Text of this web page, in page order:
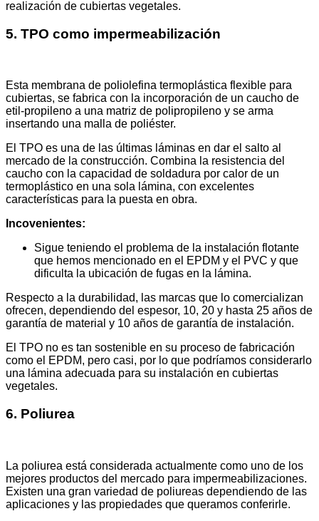
realización de cubiertas vegetales.
5. TPO como impermeabilización
Esta membrana de poliolefina termoplástica flexible para
cubiertas, se fabrica con la incorporación de un caucho de
etil-propileno a una matriz de polipropileno y se arma
insertando una malla de poliéster.
El TPO es una de las últimas láminas en dar el salto al
mercado de la construcción. Combina la resistencia del
caucho con la capacidad de soldadura por calor de un
termoplástico en una sola lámina, con excelentes
características para la puesta en obra.
Incovenientes:
Sigue teniendo el problema de la instalación flotante
que hemos mencionado en el EPDM y el PVC y que
dificulta la ubicación de fugas en la lámina.
Respecto a la durabilidad, las marcas que lo comercializan
ofrecen, dependiendo del espesor, 10, 20 y hasta 25 años de
garantía de material y 10 años de garantía de instalación.
El TPO no es tan sostenible en su proceso de fabricación
como el EPDM, pero casi, por lo que podríamos considerarlo
una lámina adecuada para su instalación en cubiertas
vegetales.
6. Poliurea
La poliurea está considerada actualmente como uno de los
mejores productos del mercado para impermeabilizaciones.
Existen una gran variedad de poliureas dependiendo de las
aplicaciones y las propiedades que queramos conferirle.